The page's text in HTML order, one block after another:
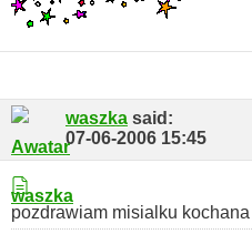
waszka said:
07-06-2006 15:45
pozdrawiam misialku kochana